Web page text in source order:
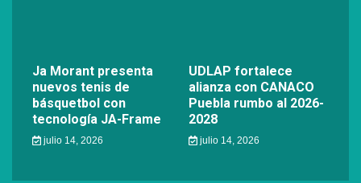
Ja Morant presenta
nuevos tenis de
básquetbol con
tecnología JA-Frame
julio 14, 2026
UDLAP fortalece
alianza con CANACO
Puebla rumbo al 2026-
2028
julio 14, 2026